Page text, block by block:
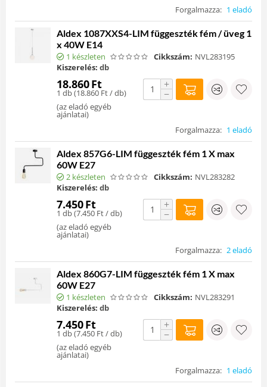
Forgalmazza: 1 eladó
Aldex 1087XXS4-LIM függeszték fém / üveg 1
x 40W E14
1 készleten Cikkszám: NVL283195
Kiszerelés: db
18.860Ft
1 db (18.860 Ft/ db)
(az eladó egyéb
ajánlatai)
+
−
Forgalmazza: 1 eladó
Aldex 857G6-LIM függeszték fém 1 X max
60W E27
2 készleten Cikkszám: NVL283282
Kiszerelés: db
7.450Ft
1 db (7.450 Ft/ db)
(az eladó egyéb
ajánlatai)
+
−
Forgalmazza: 2 eladó
Aldex 860G7-LIM függeszték fém 1 X max
60W E27
1 készleten Cikkszám: NVL283291
Kiszerelés: db
7.450Ft
1 db (7.450 Ft/ db)
(az eladó egyéb
ajánlatai)
+
−
Forgalmazza: 1 eladó